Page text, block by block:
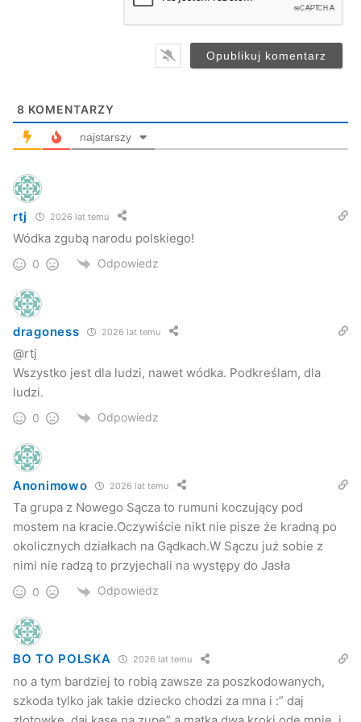
8 KOMENTARZY
najstarszy
rtj 2026 lat temu
Wódka zgubą narodu polskiego!
0 Odpowiedz
dragoness 2026 lat temu
@rtj
Wszystko jest dla ludzi, nawet wódka. Podkreślam, dla
ludzi.
0 Odpowiedz
Anonimowo 2026 lat temu
Ta grupa z Nowego Sącza to rumuni koczujący pod
mostem na kracie.Oczywiście nikt nie pisze że kradną po
okolicznych działkach na Gądkach.W Sączu już sobie z
nimi nie radzą to przyjechali na występy do Jasła
0 Odpowiedz
BO TO POLSKA 2026 lat temu
no a tym bardziej to robią zawsze za poszkodowanych,
szkoda tylko jak takie dziecko chodzi za mna i :” daj